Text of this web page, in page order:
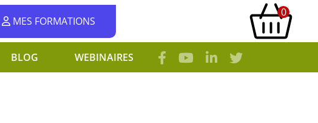
MES FORMATIONS
0
BLOG WEBINAIRES